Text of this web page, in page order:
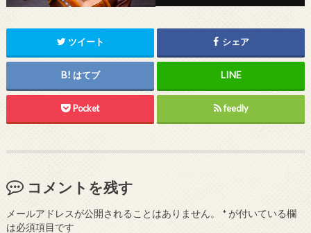
ツイート シェア
はてブ
Pocket feedly
コメントを残す
メールアドレスが公開されることはありません。 *が付いている欄
は必須項目です